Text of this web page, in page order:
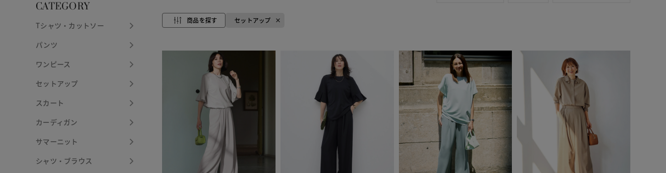
CATEGORY
Tシャツ・カットソー
パンツ
ワンピース
セットアップ
スカート
カーディガン
サマーニット
シャツ・ブラウス
商品を探す セットアップ